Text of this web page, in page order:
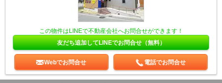
この物件はLINEで不動産会社へお問合せができます！
友だち追加してLINEでお問合せ（無料）
Webでお問合せ 電話でお問合せ